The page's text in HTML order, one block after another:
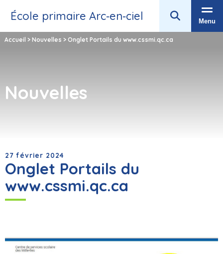
École primaire Arc‑en‑ciel Menu
Accueil > Nouvelles > Onglet Portails du www.cssmi.qc.ca
Nouvelles
27 février 2024
Onglet Portails du
www.cssmi.qc.ca